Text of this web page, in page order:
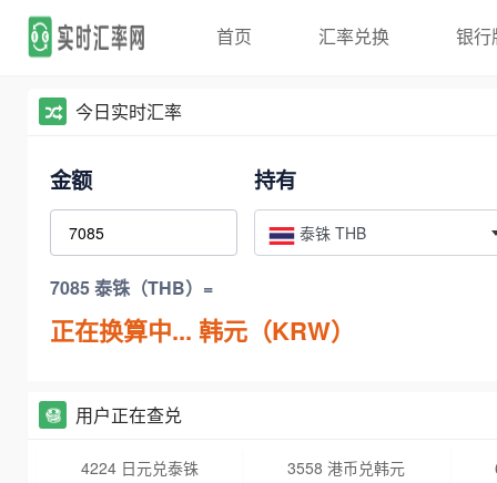
首页 汇率兑换 银行
今日实时汇率
金额 持有
泰铢 THB
7085 泰铢（THB）=
正在换算中... 韩元（KRW）
用户正在查兑
4224 日元兑泰铢 3558 港币兑韩元